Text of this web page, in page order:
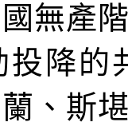
無產
投降的
、斯